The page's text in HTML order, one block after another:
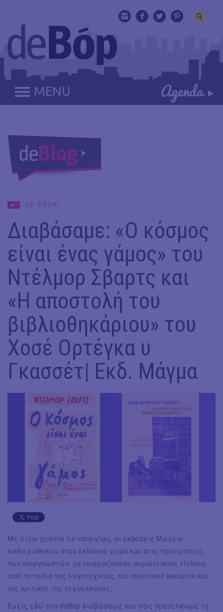
MENU
DE-BOOK
Διαβάσαμε: «Ο κόσμος
είναι ένας γάμος» του
Ντέλμορ Σβαρτς και
«Η αποστολή του
βιβλιοθηκάριου» του
Χοσέ Ορτέγκα υ
Γκασσέτ| Εκδ. Μάγμα
Με λίγα χρόνια λειτουργίας, οι εκδόσεις Μάγμα
καθιερώθηκαν στον εκδοτικό χώρο και στις προτιμήσεις
των αναγνωστών, μεταφράζοντας σημαντικούς τίτλους
από το πεδίο της λογοτεχνίας, του πολιτικού δοκιμίου και
της κριτικής της τεχνολογίας.
Εμείς εδώ στο deBόp διαβάσαμε και σας προτείνουμε τη